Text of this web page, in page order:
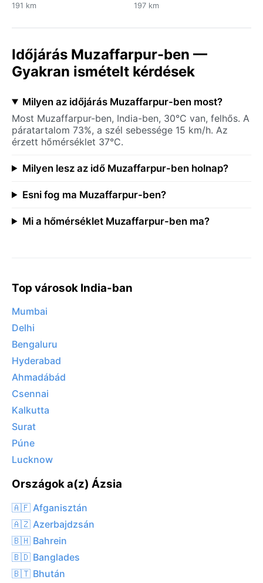
191 km 197 km
Időjárás Muzaffarpur-ben —
Gyakran ismételt kérdések
Milyen az időjárás Muzaffarpur-ben most?
Most Muzaffarpur-ben, India-ben, 30°C van, felhős. A
páratartalom 73%, a szél sebessége 15 km/h. Az
érzett hőmérséklet 37°C.
Milyen lesz az idő Muzaffarpur-ben holnap?
Esni fog ma Muzaffarpur-ben?
Mi a hőmérséklet Muzaffarpur-ben ma?
Top városok India-ban
Mumbai
Delhi
Bengaluru
Hyderabad
Ahmadábád
Csennai
Kalkutta
Surat
Púne
Lucknow
Országok a(z) Ázsia
🇦🇫 Afganisztán
🇦🇿 Azerbajdzsán
🇧🇭 Bahrein
🇧🇩 Banglades
🇧🇹 Bhután